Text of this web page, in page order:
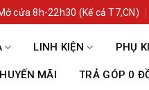
cửa 8h-22h30 (Kể cả T7,CN)
LINH KIỆN PHỤ
MÃI TRẢ GÓP 0